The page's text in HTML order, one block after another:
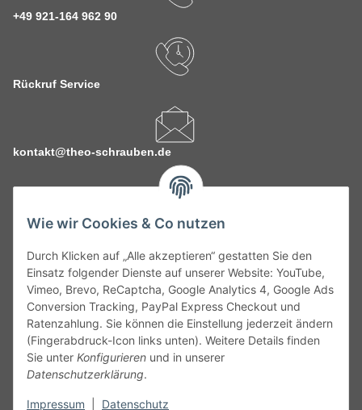
Wie wir Cookies & Co nutzen
Durch Klicken auf „Alle akzeptieren“ gestatten Sie den
Einsatz folgender Dienste auf unserer Website: YouTube,
Vimeo, Brevo, ReCaptcha, Google Analytics 4, Google Ads
Conversion Tracking, PayPal Express Checkout und
Ratenzahlung. Sie können die Einstellung jederzeit ändern
(Fingerabdruck-Icon links unten). Weitere Details finden
Sie unter Konfigurieren und in unserer
Datenschutzerklärung.
Impressum Datenschutz
+49 921-164 962 90
Rückruf Service
kontakt@theo-schrauben.de
Service
Gesetzliche Informationen
Alle technischen Angaben ohne Gewähr. Irrtümer und fehlerhafte
Angaben vorbehalten. Wenn Sie Datenblätter oder spezielle
unseren Kundenservice. Abbildungen der Artikel können